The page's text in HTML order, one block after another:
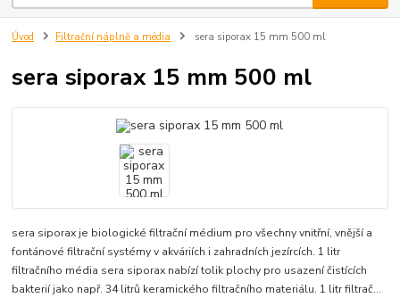
Úvod Filtrační náplně a média sera siporax 15 mm 500 ml
sera siporax 15 mm 500 ml
sera siporax je biologické filtrační médium pro všechny vnitřní, vnější a
fontánové filtrační systémy v akváriích i zahradních jezírcích. 1 litr
filtračního média sera siporax nabízí tolik plochy pro usazení čistících
bakterií jako např. 34 litrů keramického filtračního materiálu. 1 litr filtrač...